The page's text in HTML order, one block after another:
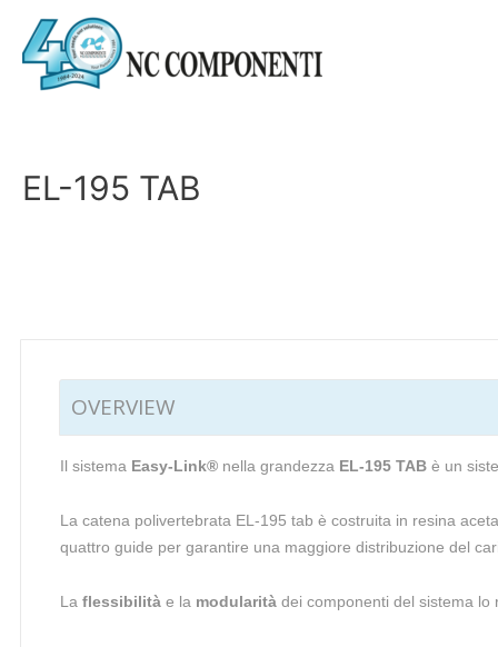
EL-195 TAB
OVERVIEW
Il sistema Easy-Link® nella grandezza EL-195 TABè un
La catena polivertebrata EL-195 tab è costruita in resina
quattro guide per garantire una maggiore distribuzione del
La flessibilità e la modularitàdei componenti del sistema lo